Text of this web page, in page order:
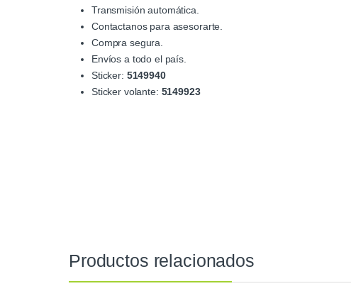
Transmisión automática.
Contactanos para asesorarte.
Compra segura.
Envíos a todo el país.
Sticker: 5149940
Sticker volante: 5149923
Productos relacionados